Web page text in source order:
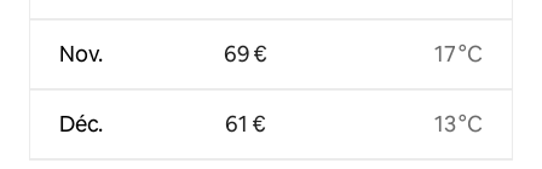
Nov.
Déc.
69 €
61 €
17 °C
13 °C